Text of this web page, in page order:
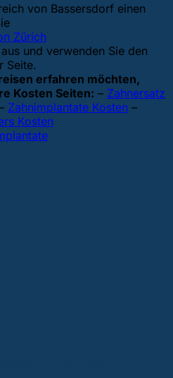
von Bassersdorf einen
Zürich
und verwenden Sie den
Seite.
erfahren möchten,
Kosten Seiten: – Zahnersatz
Zahnimplantate Kosten –
Kosten